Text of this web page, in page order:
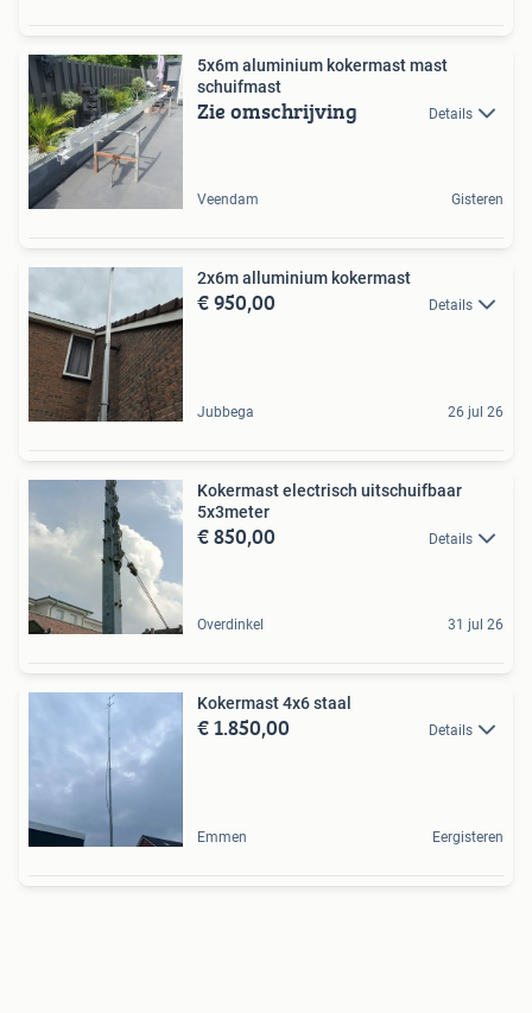
5x6m aluminium kokermast mast
schuifmast
Zie omschrijving Details
Veendam Gisteren
2x6m alluminium kokermast
€ 950,00 Details
Jubbega 26 jul 26
Kokermast electrisch uitschuifbaar
5x3meter
€ 850,00 Details
Overdinkel 31 jul 26
Kokermast 4x6 staal
€ 1.850,00 Details
Emmen Eergisteren